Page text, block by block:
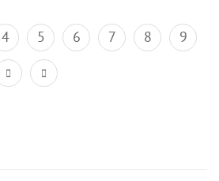
4 5 6 7 8
9